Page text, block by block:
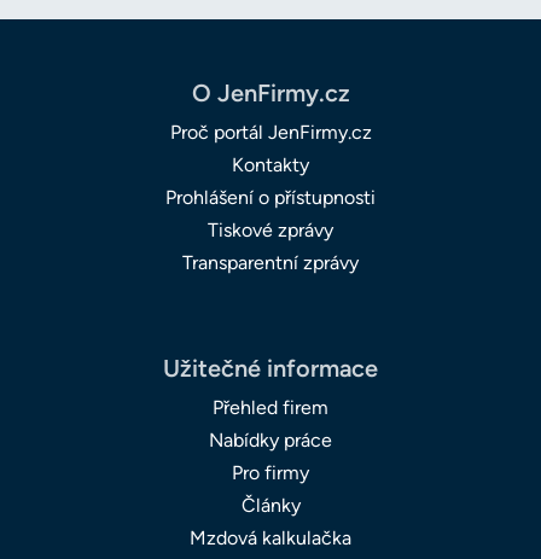
O JenFirmy.cz
Proč portál JenFirmy.cz
Kontakty
Prohlášení o přístupnosti
Tiskové zprávy
Transparentní zprávy
Užitečné informace
Přehled firem
Nabídky práce
Pro firmy
Články
Mzdová kalkulačka